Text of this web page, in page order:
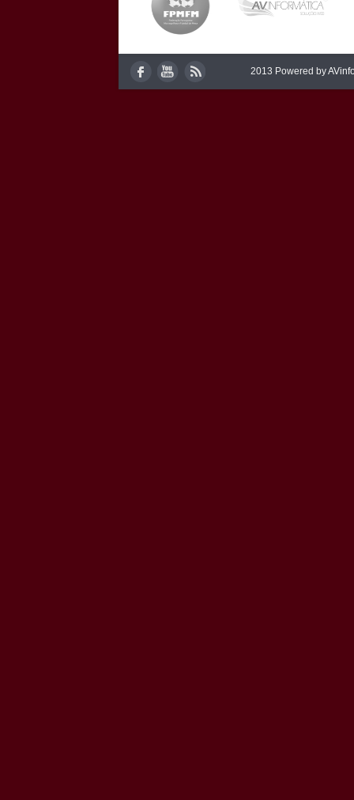
2013 Powered by